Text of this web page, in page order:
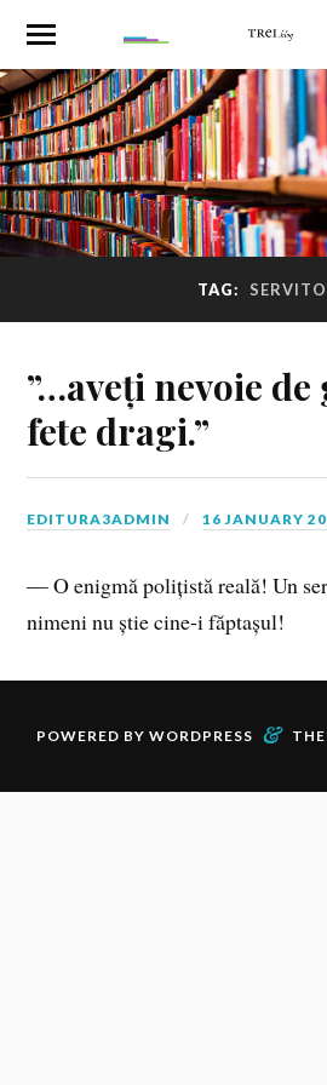
TAG:
”…aveți nevoie
fete dragi.”
EDITURA3ADMIN 16 JANUARY
— O enigmă polițistă reală! Un
nimeni nu știe cine-i făptașul!
POWERED BY WORDPRESS &